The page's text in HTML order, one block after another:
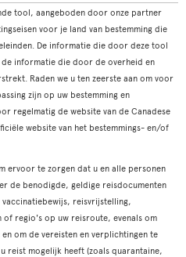
tool, aangeboden door onze partner
voor je land van bestemming die
De informatie die door deze tool
informatie die door de overheid en
Raden we u ten zeerste aan om voor
zijn op uw bestemming en
regelmatig de website van de Canadese
website van het bestemmings- en/of
ervoor te zorgen dat u en alle personen
de benodigde, geldige reisdocumenten
reisvrijstelling,
of regio's op uw reisroute, evenals om
om de vereisten en verplichtingen te
reist mogelijk heeft (zoals quarantaine,